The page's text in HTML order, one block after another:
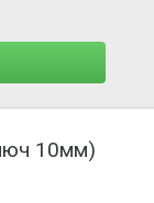
10мм)